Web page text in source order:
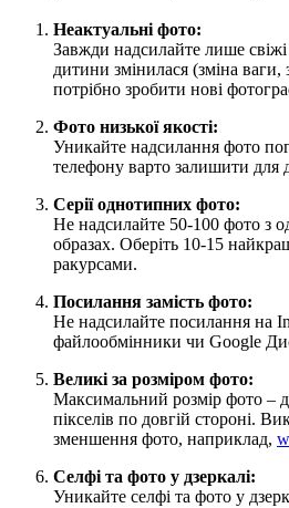
Неактуальні фото:
Завжди надсилайте лише
дитини змінилася (зміна ваги,
потрібно зробити нові
Фото низької якості:
Уникайте надсилання фото
телефону варто залишити для
Серії однотипних фото:
Не надсилайте 50-100 фото з
образах. Оберіть 10-15
ракурсами.
Посилання замість фото:
Не надсилайте посилання на
файлообмінники чи Google
Великі за розміром фото:
Максимальний розмір фото –
пікселів по довгій стороні.
зменшення фото, наприклад,
Селфі та фото у дзеркалі:
Уникайте селфі та фото у